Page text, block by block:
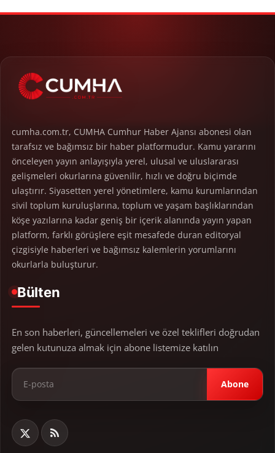
cumha.com.tr, CUMHA Cumhur Haber Ajansı abonesi olan
tarafsız ve bağımsız bir haber platformudur. Kamu yararını
önceleyen yayın anlayışıyla yerel, ulusal ve uluslararası
gelişmeleri okurlarına güvenilir, hızlı ve doğru biçimde
ulaştırır. Siyasetten yerel yönetimlere, kamu kurumlarından
sivil toplum kuruluşlarına, toplum ve yaşam başlıklarından
köşe yazılarına kadar geniş bir içerik alanında yayın yapan
platform, farklı görüşlere eşit mesafede duran editoryal
çizgisiyle haberleri ve bağımsız kalemlerin yorumlarını
okurlarla buluşturur.
Bülten
En son haberleri, güncellemeleri ve özel teklifleri doğrudan
gelen kutunuza almak için abone listemize katılın
Abone